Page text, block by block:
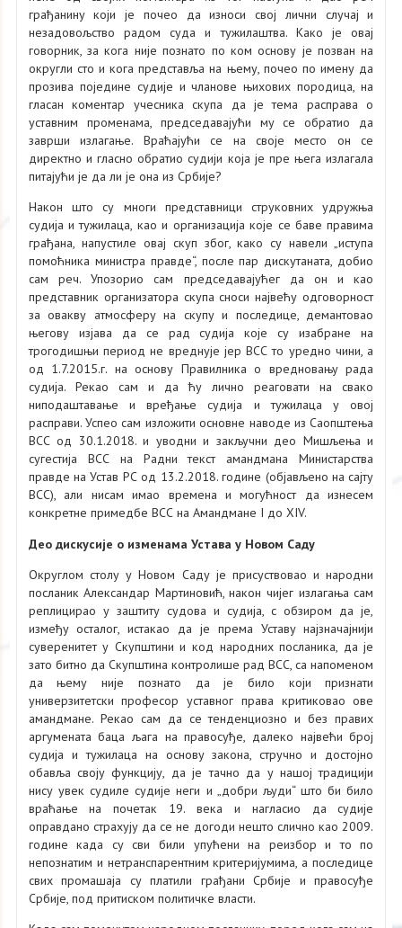
грађанину који је почео да износи свој лични случај и
незадовољство радом суда и тужилаштва. Како је овај
говорник, за кога није познато по ком основу је позван на
округли сто и кога представља на њему, почео по имену да
прозива поједине судије и чланове њихових породица, на
гласан коментар учесника скупа да је тема расправа о
уставним променама, председавајући му се обратио да
заврши излагање. Враћајући се на своје место он се
директно и гласно обратио судији која је пре њега излагала
питајући је да ли је она из Србије?
Након што су многи представници струковних удружња
судија и тужилаца, као и организација које се баве правима
грађана, напустиле овај скуп због, како су навели „иступа
помоћника министра правде“, после пар дискутаната, добио
сам реч. Упозорио сам председавајућег да он и као
представник организатора скупа сноси највећу одговорност
за овакву атмосферу на скупу и последице, демантовао
његову изјава да се рад судија које су изабране на
трогодишњи период не вреднује јер ВСС то уредно чини, а
од 1.7.2015.г. на основу Правилника о вредновању рада
судија. Рекао сам и да ћу лично реаговати на свако
ниподаштавање и вређање судија и тужилаца у овој
расправи. Успео сам изложити основне наводе из Саопштења
ВСС од 30.1.2018. и уводни и закључни део Мишљења и
сугестија ВСС на Радни текст амандмана Министарства
правде на Устав РС од 13.2.2018. године (објављено на сајту
ВСС), али нисам имао времена и могућност да изнесем
конкретне примедбе ВСС на Амандмане I до XIV.
Део дискусије о изменама Устава у Новом Саду
Округлом столу у Новом Саду је присуствовао и народни
посланик Александар Мартиновић, након чијег излагања сам
реплицирао у заштиту судова и судија, с обзиром да је,
између осталог, истакао да је према Уставу најзначајнији
суверенитет у Скупштини и код народних посланика, да је
зато битно да Скупштина контролише рад ВСС, са напоменом
да њему није познато да је било који признати
универзитетски професор уставног права критиковао ове
амандмане. Рекао сам да се тенденциозно и без правих
аргумената баца љага на правосуђе, далеко највећи број
судија и тужилаца на основу закона, стручно и достојно
обавља своју функцију, да је тачно да у нашој традицији
нису увек судиле судије неги и „добри људи“ што би било
враћање на почетак 19. века и нагласио да судије
оправдано страхују да се не догоди нешто слично као 2009.
године када су сви били упућени на реизбор и то по
непознатим и нетранспарентним критеријумима, а последице
свих промашаја су платили грађани Србије и правосуђе
Србије, под притиском политичке власти.